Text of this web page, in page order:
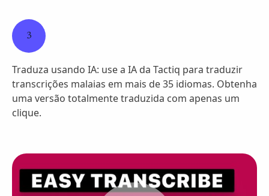
3
Traduza usando IA: use a IA da Tactiq para traduzir
transcrições malaias em mais de 35 idiomas. Obtenha
uma versão totalmente traduzida com apenas um
clique.